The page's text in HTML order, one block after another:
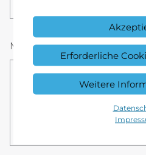
Erforderliche
Weitere
Mitteilung